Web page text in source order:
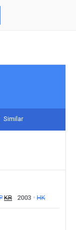
Similar
KR 2003 HK